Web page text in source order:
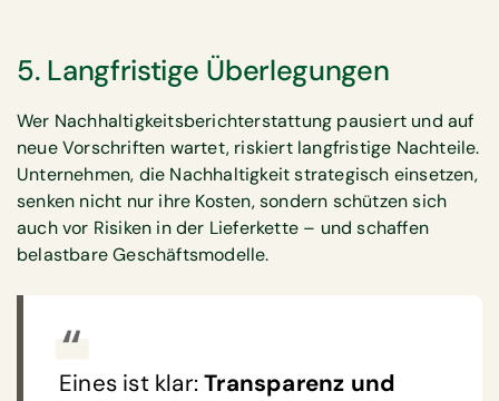
5. Langfristige Überlegungen
Wer Nachhaltigkeitsberichterstattung pausiert und auf
neue Vorschriften wartet, riskiert langfristige Nachteile.
Unternehmen, die Nachhaltigkeit strategisch einsetzen,
senken nicht nur ihre Kosten, sondern schützen sich
auch vor Risiken in der Lieferkette – und schaffen
belastbare Geschäftsmodelle.
Eines ist klar:Transparenz und